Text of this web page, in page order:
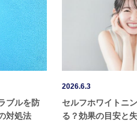
える頃に
歩が見え
ブルを防
対処法
2026.6.3
セルフホワイトニ
る？効果の目安と